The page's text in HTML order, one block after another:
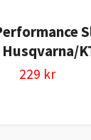
229 kr